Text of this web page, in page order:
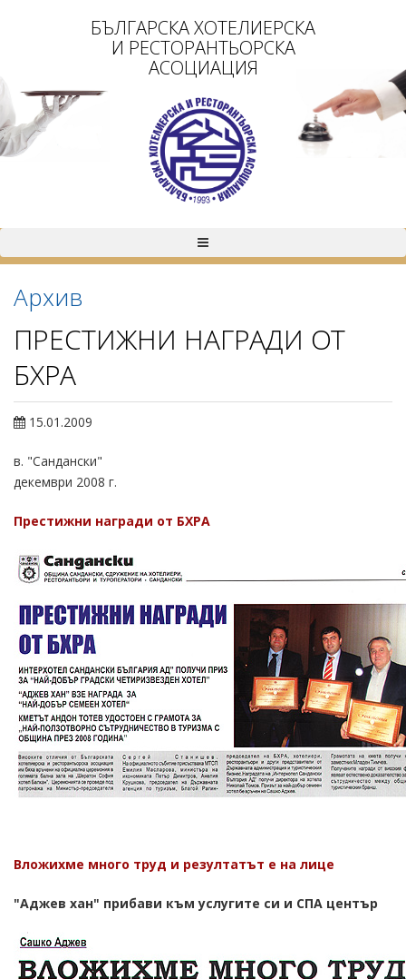
БЪЛГАРСКА ХОТЕЛИЕРСКА
И РЕСТОРАНТЬОРСКА
АСОЦИАЦИЯ
Архив
ПРЕСТИЖНИ НАГРАДИ ОТ
БХРА
15.01.2009
в. "Сандански"
декември 2008 г.
Престижни награди от БХРА
Вложихме много труд и резултатът е на лице
"Аджев хан" прибави към услугите си и СПА център